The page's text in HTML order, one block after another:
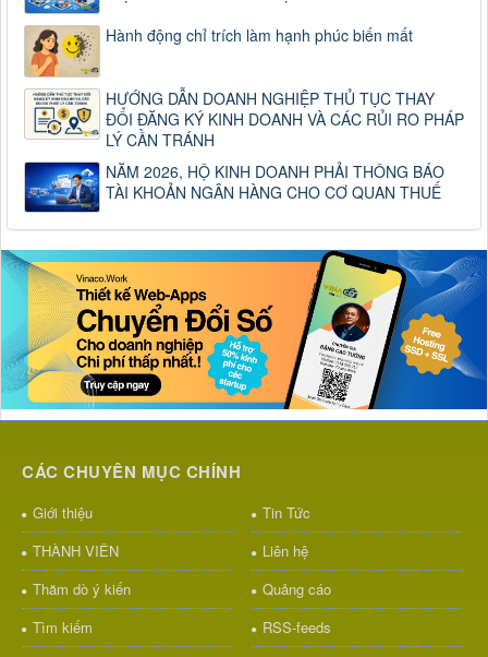
Hành động chỉ trích làm hạnh phúc biến mất
HƯỚNG DẪN DOANH NGHIỆP THỦ TỤC THAY
ĐỔI ĐĂNG KÝ KINH DOANH VÀ CÁC RỦI RO PHÁP
LÝ CẦN TRÁNH
NĂM 2026, HỘ KINH DOANH PHẢI THÔNG BÁO
TÀI KHOẢN NGÂN HÀNG CHO CƠ QUAN THUẾ
CÁC CHUYÊN MỤC CHÍNH
Giới thiệu
Tin Tức
THÀNH VIÊN
Liên hệ
Thăm dò ý kiến
Quảng cáo
Tìm kiếm
RSS-feeds